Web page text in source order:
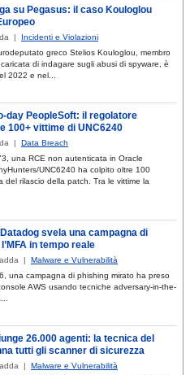
su Pegasus: il caso Kouloglou
| Incidenti e Violazioni
greco Stelios Kouloglou, membro
di indagare sugli abusi di spyware, è
2022 e nel...
day PeopleSoft: il regolatore
100+ vittime di UNC6240
| Data Breach
una RCE non autenticata in Oracle
UNC6240 ha colpito oltre 100
del rilascio della patch. Tra le vittime la
svela una campagna di
in tempo reale
| Malware e Vulnerabilità
una campagna di phishing mirato ha preso
AWS usando tecniche adversary-in-the-
26.000 agenti: la tecnica del
tutti gli scanner di sicurezza
| Malware e Vulnerabilità